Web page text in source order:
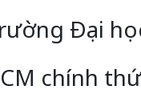
Đại
chính